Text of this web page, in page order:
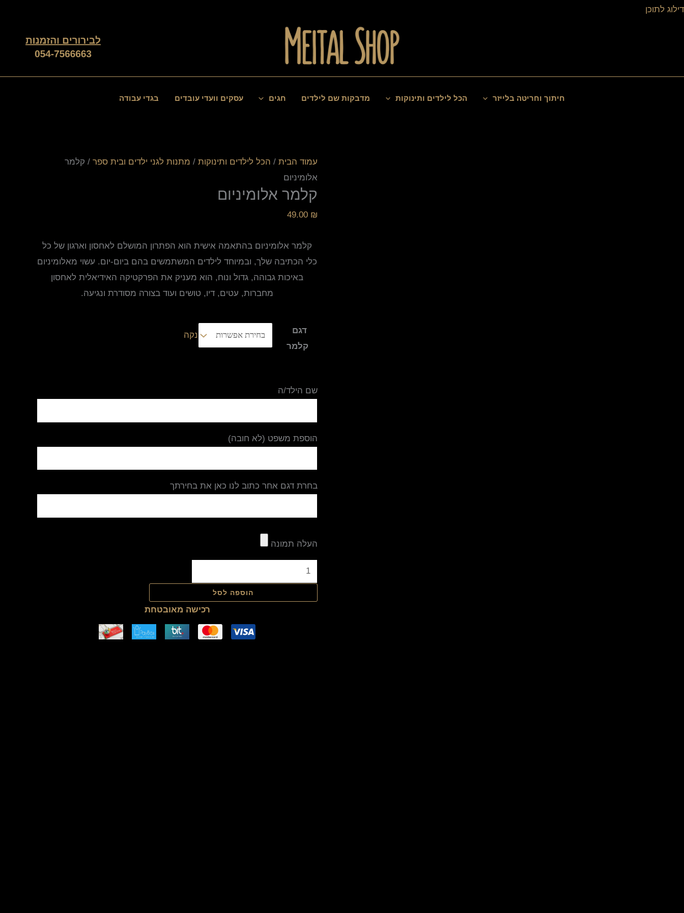
דילוג לתוכן
דילוג
חיתוך וחריטה בלייזר הכל לילדים ותינוקות מדבקות שם לילדים חגים עסקים וועדי עובדים בגדי עבודה
עמוד הבית / הכל לילדים ותינוקות / מתנות לגני ילדים ובית ספר / קלמר
אלומיניום
קלמר אלומיניום
49.00 ₪
קלמר אלומיניום בהתאמה אישית הוא הפתרון המושלם לאחסון וארגון של כל
כלי הכתיבה שלך, ובמיוחד לילדים המשתמשים בהם ביום-יום. עשוי מאלומיניום
באיכות גבוהה, גדול ונוח, הוא מעניק את הפרקטיקה האידיאלית לאחסון
מחברות, עטים, דיו, טושים ועוד בצורה מסודרת ונגיעה.
דגם
קלמר
נקה
שם הילד/ה
הוספת משפט (לא חובה)
בחרת דגם אחר כתוב לנו כאן את בחירתך
העלה תמונה
כמות
קלמר
הוספה לסל
רכישה מאובטחת